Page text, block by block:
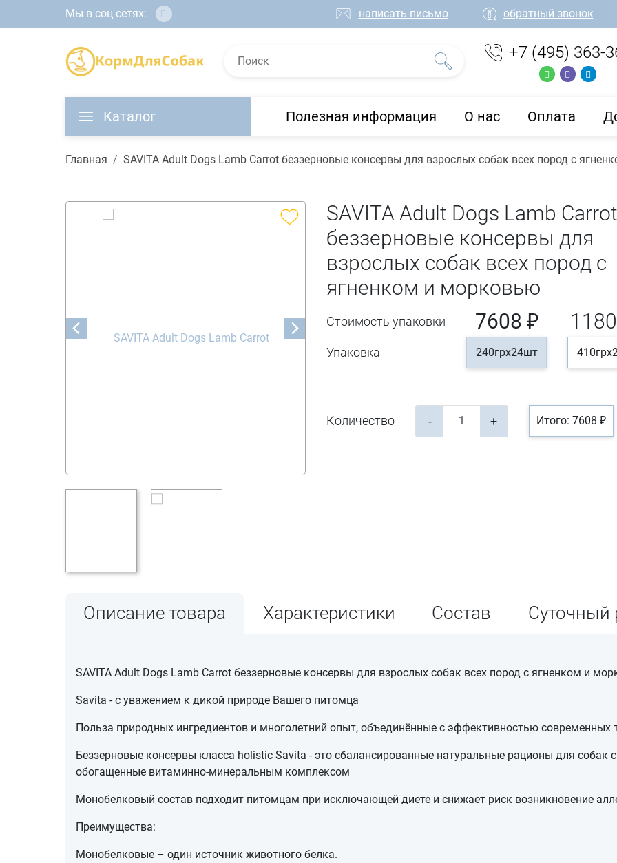
Мы в соц сетях: написать письмо обратный звонок
+7 (495) 363-
Каталог Полезная информация О нас Оплата
Главная SAVITA Adult Dogs Lamb Carrot беззерновые консервы для взрослых собак всех пород с
SAVITA Adult Dogs Lamb
беззерновые консервы для
взрослых собак всех пород с
ягненком и морковью
Стоимость упаковки
Упаковка
7608 ₽
240грх24шт
Количество - + Итого: 7608 ₽
Описание товара Характеристики Состав Суточный
SAVITA Adult Dogs Lamb Carrot беззерновые консервы для взрослых собак всех пород с ягненком и
Savita - с уважением к дикой природе Вашего питомца
Польза природных ингредиентов и многолетний опыт, объединённые с эффективностью современных
Беззерновые консервы класса holistic Savita - это сбалансированные натуральные рационы для
обогащенные витаминно-минеральным комплексом
Монобелковый состав подходит питомцам при исключающей диете и снижает риск возникновение
Преимущества:
Монобелковые – один источник животного белка.